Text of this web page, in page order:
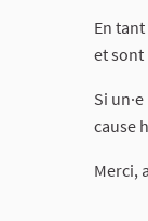
En
et sont
Si
cause
Merci,